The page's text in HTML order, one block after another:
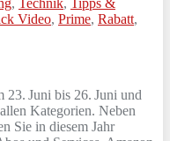
Video, Prime, Rabatt,
Juni bis 26. Juni und
Kategorien. Neben
Sie in diesem Jahr